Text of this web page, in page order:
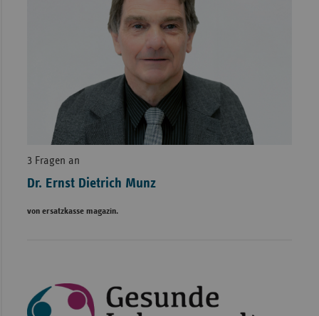
3 Fragen an
Dr. Ernst Dietrich Munz
von ersatzkasse magazin.